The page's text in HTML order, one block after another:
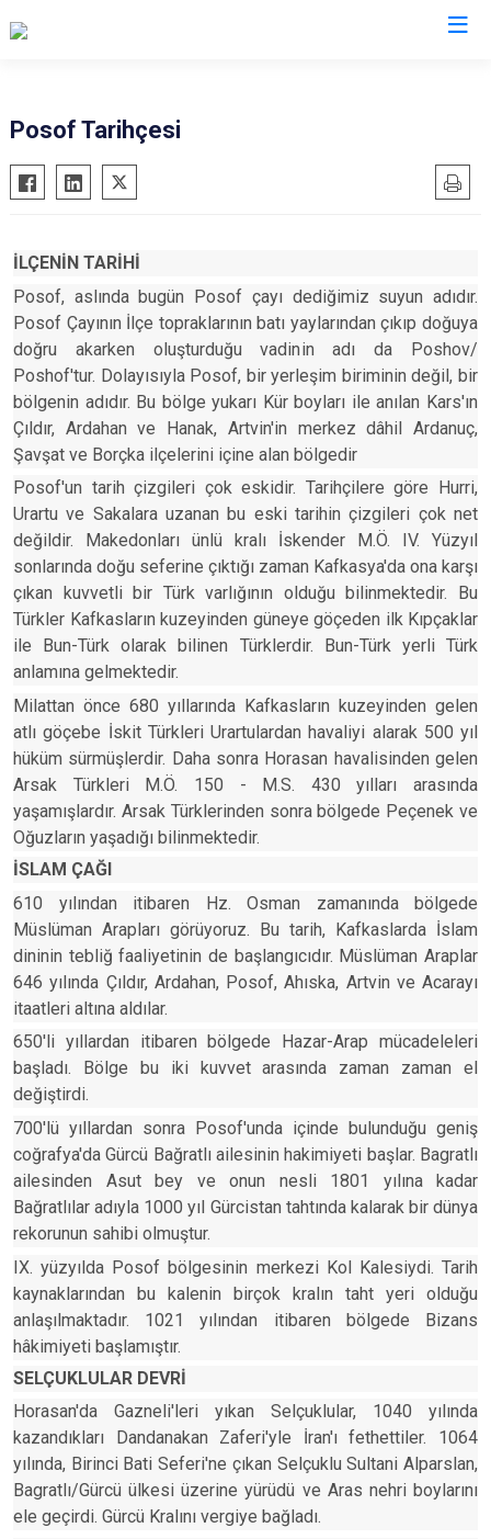
Çıldır
Damal
Hanak
Posof
Posof Tarihçesi
İLÇENİN TARİHİ
Posof, aslında bugün Posof çayı dediğimiz suyun adıdır.
Posof Çayının İlçe topraklarının batı yaylarından çıkıp doğuya
doğru akarken oluşturduğu vadinin adı da Poshov/
Poshof'tur. Dolayısıyla Posof, bir yerleşim biriminin değil, bir
bölgenin adıdır. Bu bölge yukarı Kür boyları ile anılan Kars'ın
Çıldır, Ardahan ve Hanak, Artvin'in merkez dâhil Ardanuç,
Şavşat ve Borçka ilçelerini içine alan bölgedir
Posof'un tarih çizgileri çok eskidir. Tarihçilere göre Hurri,
Urartu ve Sakalara uzanan bu eski tarihin çizgileri çok net
değildir. Makedonları ünlü kralı İskender M.Ö. IV. Yüzyıl
sonlarında doğu seferine çıktığı zaman Kafkasya'da ona karşı
çıkan kuvvetli bir Türk varlığının olduğu bilinmektedir. Bu
Türkler Kafkasların kuzeyinden güneye göçeden ilk Kıpçaklar
ile Bun-Türk olarak bilinen Türklerdir. Bun-Türk yerli Türk
anlamına gelmektedir.
Milattan önce 680 yıllarında Kafkasların kuzeyinden gelen
atlı göçebe İskit Türkleri Urartulardan havaliyi alarak 500 yıl
hüküm sürmüşlerdir. Daha sonra Horasan havalisinden gelen
Arsak Türkleri M.Ö. 150 - M.S. 430 yılları arasında
yaşamışlardır. Arsak Türklerinden sonra bölgede Peçenek ve
Oğuzların yaşadığı bilinmektedir.
İSLAM ÇAĞI
610 yılından itibaren Hz. Osman zamanında bölgede
Müslüman Arapları görüyoruz. Bu tarih, Kafkaslarda İslam
dininin tebliğ faaliyetinin de başlangıcıdır. Müslüman Araplar
646 yılında Çıldır, Ardahan, Posof, Ahıska, Artvin ve Acarayı
itaatleri altına aldılar.
650'li yıllardan itibaren bölgede Hazar-Arap mücadeleleri
başladı. Bölge bu iki kuvvet arasında zaman zaman el
değiştirdi.
700'lü yıllardan sonra Posof'unda içinde bulunduğu geniş
coğrafya'da Gürcü Bağratlı ailesinin hakimiyeti başlar. Bagratlı
ailesinden Asut bey ve onun nesli 1801 yılına kadar
Bağratlılar adıyla 1000 yıl Gürcistan tahtında kalarak bir dünya
rekorunun sahibi olmuştur.
IX. yüzyılda Posof bölgesinin merkezi Kol Kalesiydi. Tarih
kaynaklarından bu kalenin birçok kralın taht yeri olduğu
anlaşılmaktadır. 1021 yılından itibaren bölgede Bizans
hâkimiyeti başlamıştır.
SELÇUKLULAR DEVRİ
Horasan'da Gazneli'leri yıkan Selçuklular, 1040 yılında
kazandıkları Dandanakan Zaferi'yle İran'ı fethettiler. 1064
yılında, Birinci Bati Seferi'ne çıkan Selçuklu Sultani Alparslan,
Bagratlı/Gürcü ülkesi üzerine yürüdü ve Aras nehri boylarını
ele geçirdi. Gürcü Kralını vergiye bağladı.